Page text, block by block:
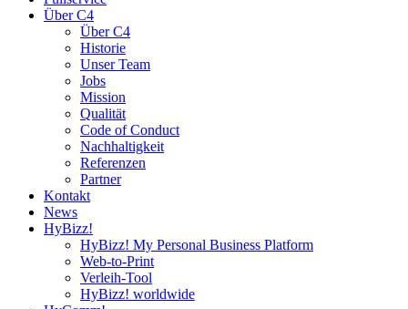
Über C4
Über C4
Historie
Unser Team
Jobs
Mission
Qualität
Code of Conduct
Nachhaltigkeit
Referenzen
Partner
Kontakt
News
HyBizz!
HyBizz! My Personal Business Platform
Web-to-Print
Verleih-Tool
HyBizz! worldwide